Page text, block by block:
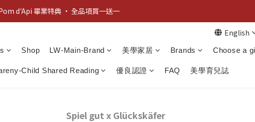
歡迎禮：輸入 "welcome10" 享首單九折！
English
Shop LW-Main-Brand 美學家居 Brands Choose a
Child Shared Reading 優良認證 FAQ 美學育兒誌
Spiel gut x Glückskäfer